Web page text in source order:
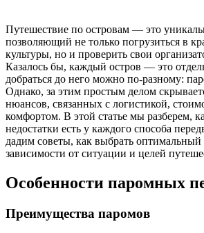
Путешествие по островам — это
позволяющий не только погрузиться в
культуры, но и проверить свои
Казалось бы, каждый остров — это
добраться до него можно по-разному:
Однако, за этим простым делом
нюансов, связанных с логистикой,
комфортом. В этой статье мы разберем,
недостатки есть у каждого способа
дадим советы, как выбрать оптимальный
зависимости от ситуации и целей
Особенности паромных
Преимущества паромов